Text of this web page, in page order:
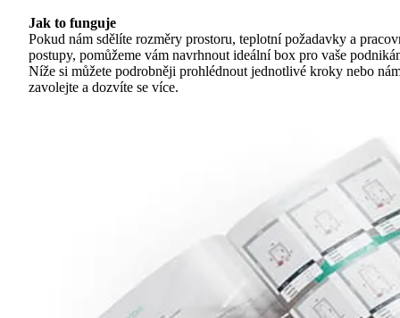
Jak to funguje
Pokud nám sdělíte rozměry prostoru, teplotní požadavky a
postupy, pomůžeme vám navrhnout ideální box pro vaše
Níže si můžete podrobněji prohlédnout jednotlivé kroky nebo
zavolejte a dozvíte se více.